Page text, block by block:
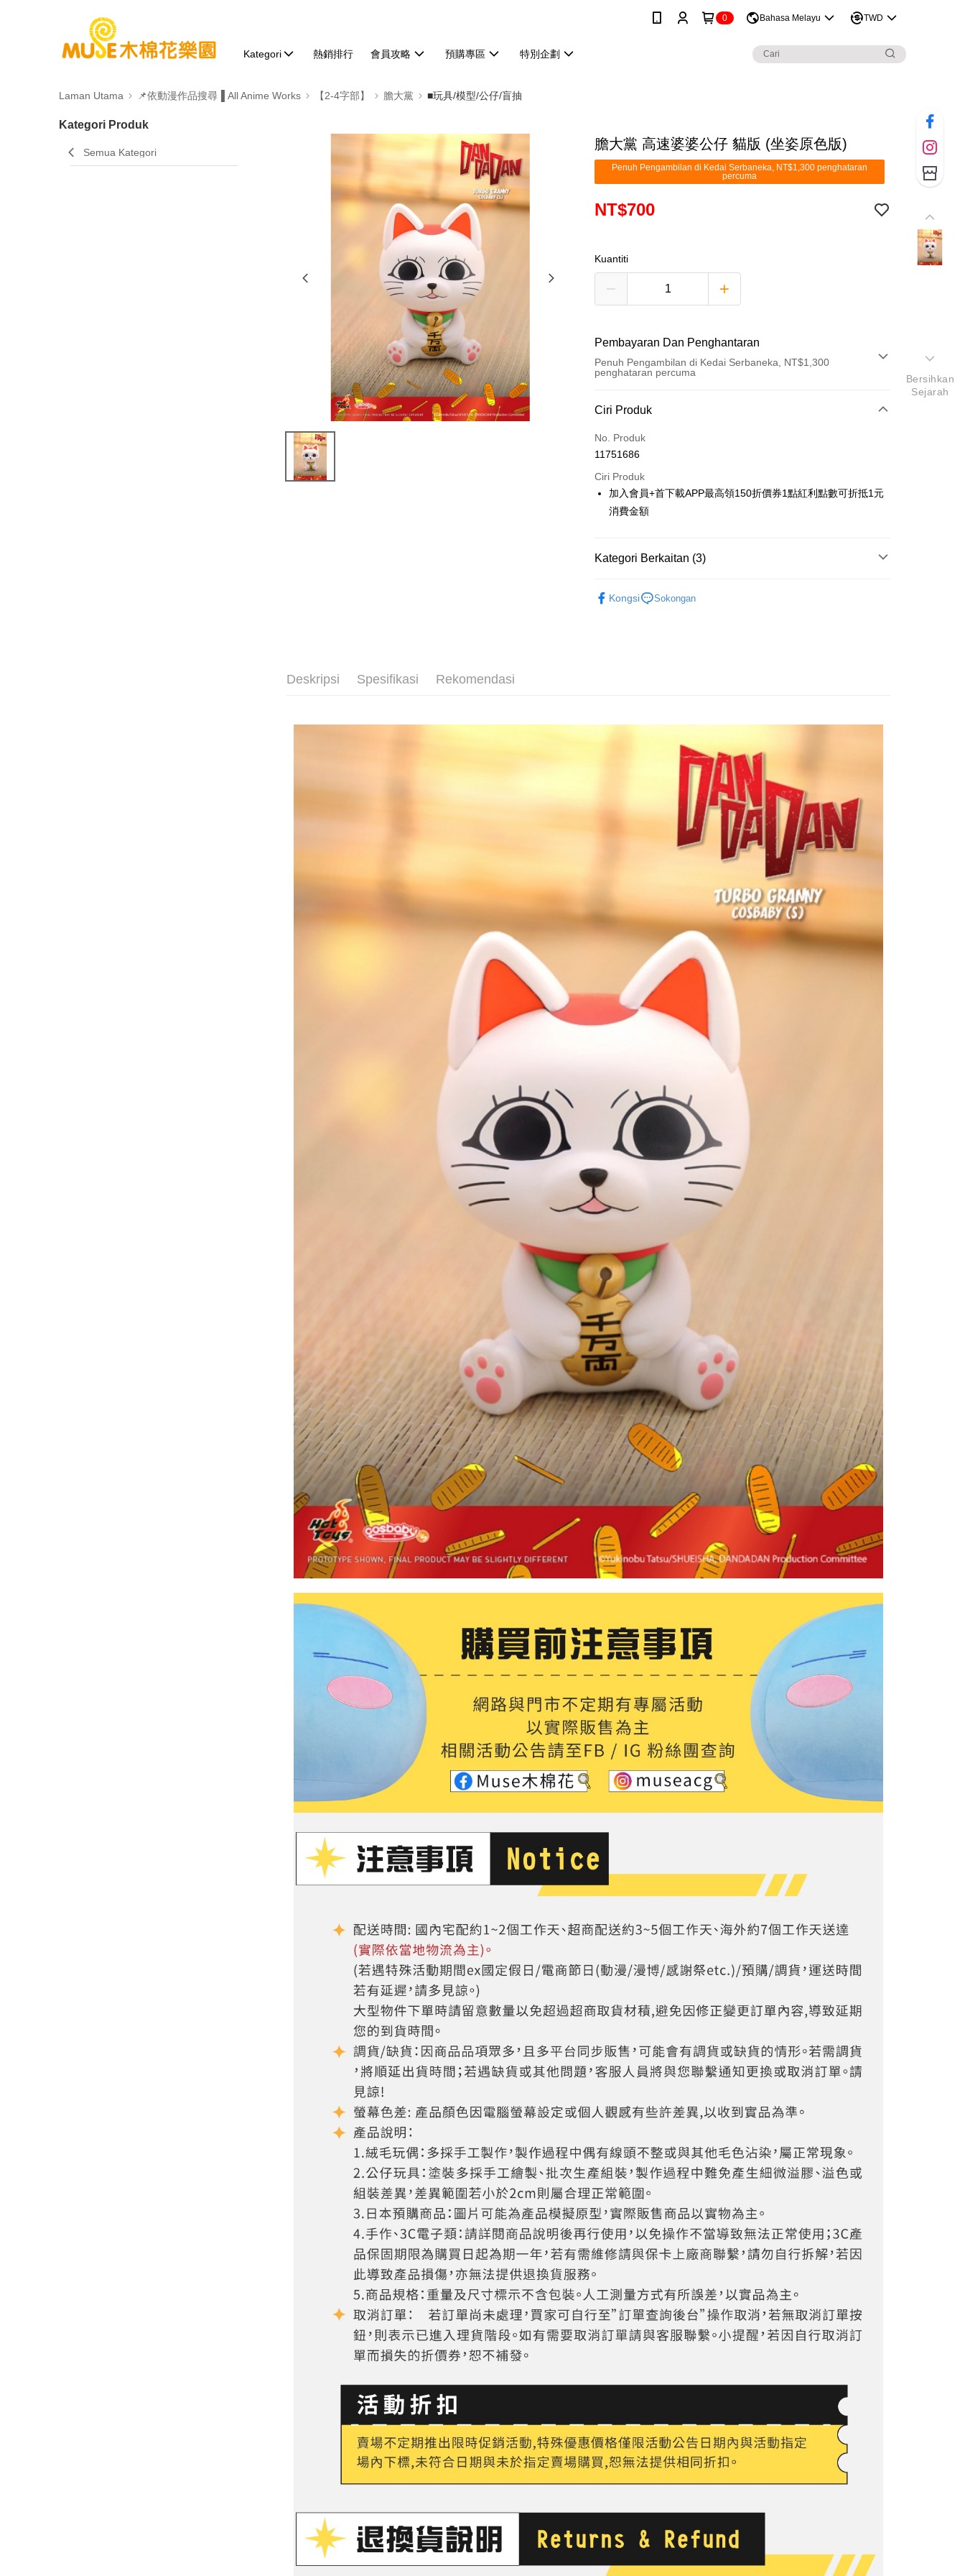
0 Bahasa Melayu TWD
Kategori 熱銷排行 會員攻略 預購專區 特別企劃
Laman Utama 📌依動漫作品搜尋▐ All Anime Works 【2-4字部】 膽大黨 ■玩具/模型/公仔/盲抽
Kategori Produk
Semua Kategori
膽大黨 高速婆婆公仔 貓版 (坐姿原色版)
Penuh Pengambilan di Kedai Serbaneka, NT$1,300 penghataran
percuma
NT$700
Kuantiti
Pembayaran Dan Penghantaran
Penuh Pengambilan di Kedai Serbaneka, NT$1,300
penghataran percuma
Kaedah Pembayaran
Kad Kredit (Bayaran Penuh)
Pengambilan di Kedai Serbaneka
LINE Pay
Apple Pay
Google Pay
Pemindahan ATM
NT$1,300 atau lebih
NT$65/pesanan | Penghantaran percuma untuk pesanan
NT$1,300 atau lebih
(不開放使用，請勿選取）
NT$65/pesanan | Penghantaran percuma untuk pesanan
NT$65/pesanan | Penghantaran percuma untuk pesanan
NT$1,300 atau lebih
宅配-木棉花樂園專用
NT$100/pesanan | Penghantaran percuma untuk pesanan
NT$1,300 atau lebih
宅配-離島(澎湖/金門/馬祖)-木棉花樂園專用
黑貓宅配-貨到付款
NT$150/pesanan
Ciri Produk
No. Produk
11751686
Ciri Produk
加入會員+首下載APP最高領150折價券1點紅利點數可折抵1元
消費金額
Kategori Berkaitan (3)
■玩具/模型/公仔/盲抽
Kongsi Sokongan
Deskripsi Spesifikasi Rekomendasi
Bersihkan
Sejarah